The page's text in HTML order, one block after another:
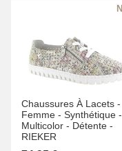
Chaussures À Lacets -
Femme - Synthétique -
Multicolor - Détente -
RIEKER